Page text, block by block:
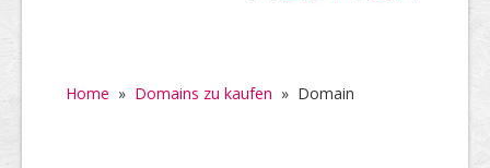
Home » Domains zu kaufen » Domain